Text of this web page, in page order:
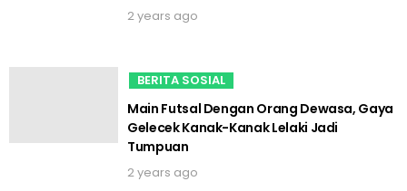
2 years ago
BERITA SOSIAL
Main Futsal Dengan Orang Dewasa, Gaya
Gelecek Kanak-Kanak Lelaki Jadi
Tumpuan
2 years ago